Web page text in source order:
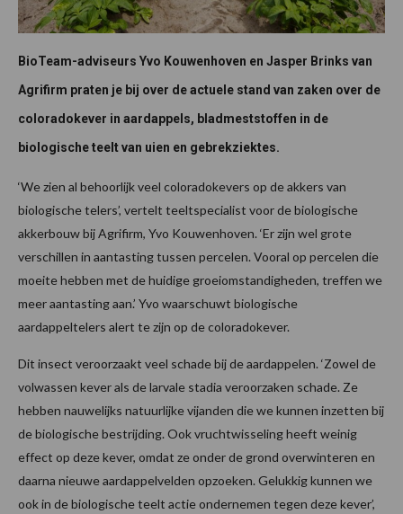
BioTeam-adviseurs Yvo Kouwenhoven en Jasper Brinks van
Agrifirm praten je bij over de actuele stand van zaken over de
coloradokever in aardappels, bladmeststoffen in de
biologische teelt van uien en gebrekziektes.
‘We zien al behoorlijk veel coloradokevers op de akkers van
biologische telers’, vertelt teeltspecialist voor de biologische
akkerbouw bij Agrifirm, Yvo Kouwenhoven. ‘Er zijn wel grote
verschillen in aantasting tussen percelen. Vooral op percelen die
moeite hebben met de huidige groeiomstandigheden, treffen we
meer aantasting aan.’ Yvo waarschuwt biologische
aardappeltelers alert te zijn op de coloradokever.
Dit insect veroorzaakt veel schade bij de aardappelen. ‘Zowel de
volwassen kever als de larvale stadia veroorzaken schade. Ze
hebben nauwelijks natuurlijke vijanden die we kunnen inzetten bij
de biologische bestrijding. Ook vruchtwisseling heeft weinig
effect op deze kever, omdat ze onder de grond overwinteren en
daarna nieuwe aardappelvelden opzoeken. Gelukkig kunnen we
ook in de biologische teelt actie ondernemen tegen deze kever’,